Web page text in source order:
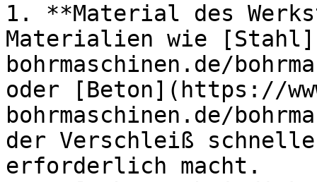
1. **Material des
Materialien wie
bohrmaschinen.de/
oder [Beton](https://
bohrmaschinen.de/
der Verschleiß
erforderlich macht.